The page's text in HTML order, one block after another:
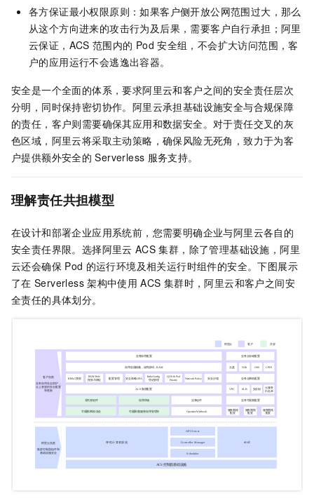
各方保证最小权限原则：如果客户侧开放公网范围过大，那么
从这个方向进来的攻击行为及后果，需要客户自行承担；阿里
云保证，ACS 范围内的 Pod 安全组，不会扩大访问范围，客
户的应用运行不会逃逸出容器。
安全是一个全面的体系，要求阿里云和客户之间的安全责任层次
分明，同时保持密切协作。阿里云承担基础设施安全与合规保障
的责任，客户则需要确保其应用和数据安全。对于责任交叉的灰
色区域，阿里云将采取主动策略，确保风险无死角，致力于为客
户提供额外安全的 Serverless 服务支持。
理解责任共担模型
在设计和部署企业应用系统前，您需要明确企业与阿里云各自的
安全责任界限。选择阿里云 ACS 集群，除了管理基础设施，阿里
云还会确保 Pod 的运行环境及相关运行时组件的安全。下图展示
了在 Serverless 架构中使用 ACS 集群时，阿里云和客户之间安
全责任的具体划分。